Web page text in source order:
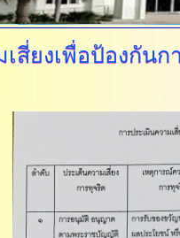
สี่ยงเพื่อป้องกันก